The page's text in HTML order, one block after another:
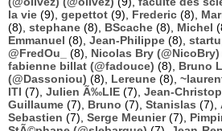
la vie (9), gepettot (9), Frederic (8),
(8), stephane (8), BScache (8), Michel
Emmanuel (8), Jean-Philippe (8),
@FredOu_
(8), Nicolas Bry (@NicoBry)
fabienne billat (@fadouce) (8), Bruno
(@Dassoniou) (8), Lereune (8),
ITI (7), Julien Ã‰LIE (7), Jean-
Guillaume (7), Bruno (7), Stanislas (7),
Sebastien (7), Serge Meunier(7),